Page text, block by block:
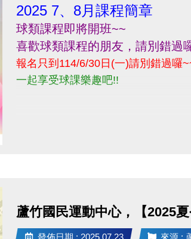
2025 7、8月課程簡章
球類課程即將開班~~
喜歡球類課程的朋友，請別錯過
報名只到114/6/30日(一)請別錯過囉
一起享受球課樂趣吧!!
蘆竹國民運動中心，【2025